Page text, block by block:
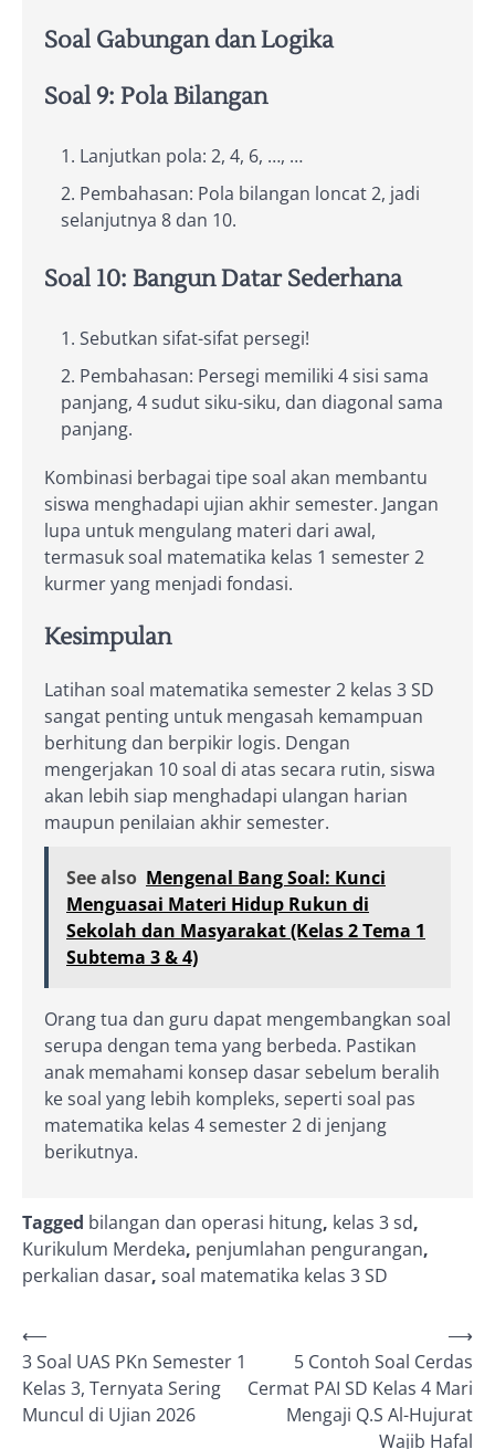
Soal Gabungan dan Logika
Soal 9: Pola Bilangan
Lanjutkan pola: 2, 4, 6, …, …
Pembahasan: Pola bilangan loncat 2, jadi
selanjutnya 8 dan 10.
Soal 10: Bangun Datar Sederhana
Sebutkan sifat-sifat persegi!
Pembahasan: Persegi memiliki 4 sisi sama
panjang, 4 sudut siku-siku, dan diagonal sama
panjang.
Kombinasi berbagai tipe soal akan membantu
siswa menghadapi ujian akhir semester. Jangan
lupa untuk mengulang materi dari awal,
termasuk soal matematika kelas 1 semester 2
kurmer yang menjadi fondasi.
Kesimpulan
Latihan soal matematika semester 2 kelas 3 SD
sangat penting untuk mengasah kemampuan
berhitung dan berpikir logis. Dengan
mengerjakan 10 soal di atas secara rutin, siswa
akan lebih siap menghadapi ulangan harian
maupun penilaian akhir semester.
See also Mengenal Bang Soal: Kunci
Menguasai Materi Hidup Rukun di
Sekolah dan Masyarakat (Kelas 2 Tema 1
Subtema 3 & 4)
Orang tua dan guru dapat mengembangkan soal
serupa dengan tema yang berbeda. Pastikan
anak memahami konsep dasar sebelum beralih
ke soal yang lebih kompleks, seperti soal pas
matematika kelas 4 semester 2 di jenjang
berikutnya.
Tagged bilangan dan operasi hitung, kelas 3 sd,
Kurikulum Merdeka, penjumlahan pengurangan,
perkalian dasar, soal matematika kelas 3 SD
Post
navigation
⟵
3 Soal UAS PKn Semester 1
Kelas 3, Ternyata Sering
Muncul di Ujian 2026
5 Contoh Soal Cerdas
Cermat PAI SD Kelas 4 Mari
Mengaji Q.S Al-Hujurat
Wajib Hafal
⟶